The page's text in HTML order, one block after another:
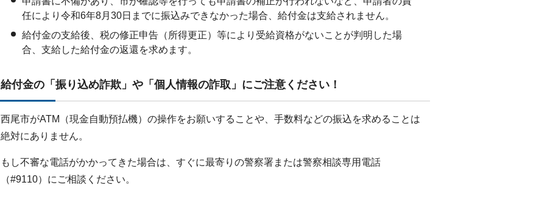
任により令和6年8月30日までに振込みできなかった場合、給付金は支給されません。
給付金の支給後、税の修正申告（所得更正）等により受給資格がないことが判明した場
合、支給した給付金の返還を求めます。
給付金の「振り込め詐欺」や「個人情報の詐取」にご注意ください！
西尾市がATM（現金自動預払機）の操作をお願いすることや、手数料などの振込を求めることは
絶対にありません。
もし不審な電話がかかってきた場合は、すぐに最寄りの警察署または警察相談専用電話
（#9110）にご相談ください。